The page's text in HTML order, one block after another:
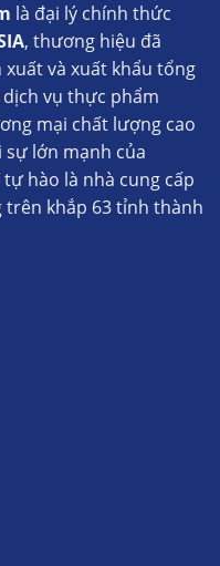
là đại lý chính thức
, thương hiệu đã
và xuất khẩu tổng
vụ thực phẩm
mại chất lượng cao
lớn mạnh của
tự hào là nhà cung cấp
trên khắp 63 tỉnh thành